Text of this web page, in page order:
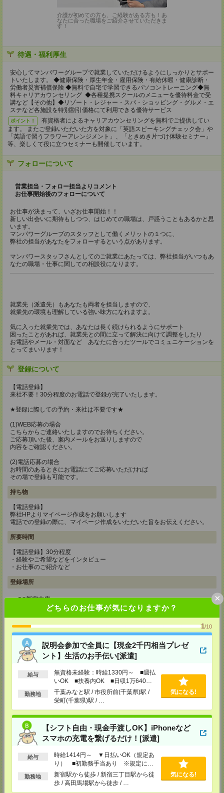
どちらのお仕事が気になりますか？
1/10
説明会参加で全員に【現金2千円相当プレゼ
ント】生活のお手伝い[派遣]
給与
無資格未経験：時給1330円～ ■週払
いOK ■扶養内OK ■日収1万640円
以上
勤務地
千葉みなと駅 / 市役所前(千葉県)駅 /
栄町(千葉県)駅 / …
気になる!
【シフト自由・現金手渡しOK】iPhoneなど
スマホの充電を繋げるだけ！[派遣]
給与
時給1414円～ ▼日払いOK（規定あ
り） ■初勤務手当あり ※規定によ
る
勤務地
新宿駅から徒歩 / 新宿三丁目駅から徒
歩 / 高田馬場駅から徒歩 / …
気になる!
×
介護が初めての方も、ご経験がある方も！あ
なたに合った職場をご紹介させていただきま
す！
待遇・福利厚生
安心してマンパワーグループで就業していただけるようにしっかりとサポー
トいたします。 ◆健康保険・厚生年金・雇用保険・有給休暇・健康診断・
労働者災害補償保険 ◆無料で自宅で学習できるパソコントレーニング◆無
料キャリアカウンセリング ◆各種提携スクールのメニューを優待料金で受
講など【その他】◆リゾート・レジャー・スパ・ショッピング・グルメ・エ
ステなど各施設を特別割引価格にて利用できる優待サービス
ポイント！
有資格者によるキャリアカウンセリングを無料でご提供してい
ます。 またご登録いただいた方を対象に「英語スピーキングチェック会」や
「英語で習うフラワーアレンジメント」、「ときめき片づけ体験セミナー」
等、楽しくて役に立つセミナーも開催しています。
フォローについて
営業担当・フォロー担当よりコメント
お仕事開始後のフォローについて
お仕事が決まって、いざお仕事開始！！
新しい出会いに期待もしつつ、はじめての職場は、戸惑うこともあるかと思
います。
マンパワーグループのスタッフとして働くメリットの１つに、
弊社の担当があなたをフォローするという点があります。
マンパワースタッフさんとしてのご就業にあたっては、弊社担当がいつもあ
なたの職場・仕事に関しての相談役になります。
就業先（派遣先）もあなたも両者を担当しますので、
就業先の環境も理解している強い味方になれますよ。
気に入った就業先では、あなたは長く続けられるようにサポート
困ったことがあれば、就業先との間に立って解決に向けて調整をしたり
お電話やメール・対面など あなたに合ったツールでコミュニケーションを
とってまいります！
登録について
【電話登録】
来社不要！30分程度のお電話で登録が完了いたします。
★登録に際しての予約・来社は不要です★
(1)WEB応募の場合
こちらからご連絡いたしますのでお待ちください。
ご応募頂いた後、案内メールをお送りしますので
内容をご確認ください。
(2)電話応募の場合
お時間のあるときにお電話にてご応募いただければ
その場で登録も可能です。
持ち物
【電話登録】
弊社HPよりマイページ作成をお願いします
電話での登録の際に、マイページ作成をいただいた旨をお伝えください。
所要時間
【電話登録】30分程度
・経験やご希望などをインタビュー
・お仕事のご紹介など
登録場所
CS新宿支店
東京都新宿区西新宿 1-6-1 新宿エルタワー 17F
TEL：0120-659-458
MAIL：CS_SHINJUKU@manpowergroup.jp
担当：採用担当
CS立川支店
〒190-0012
東京都立川市曙町2-34-7 ファーレイーストビル 8F
TEL：0120-659-460
担当：採用担当
CS横浜支店
〒220-8136
神奈川県横浜市西区みなとみらい 2-2-1 横浜ランドマークタワー36F
TEL：0120-659-459
MAIL：CS_YOKOHAMA@manpowergroup.jp
〒330-0854 埼玉県さいたま市大宮区桜木町 1-10-16 シーノ大宮ノース